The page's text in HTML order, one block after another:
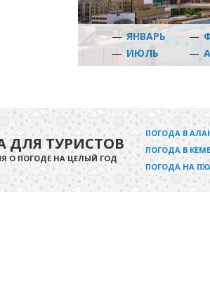
—ЯНВАРЬ —
— ИЮЛЬ —
ДЛЯ ТУРИСТОВ
О ПОГОДЕ НА ЦЕЛЫЙ ГОД
ПОГОДА В
ПОГОДА В
ПОГОДА НА